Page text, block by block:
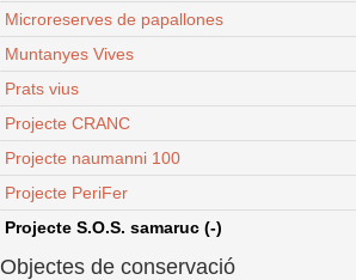
Microreserves de papallones
Muntanyes Vives
Prats vius
Projecte CRANC
Projecte naumanni 100
Projecte PeriFer
Projecte S.O.S. samaruc (-)
Objectes de conservació